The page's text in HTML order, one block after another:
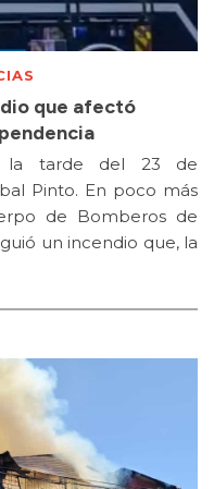
que afectó
la tarde del 23 de
Pinto. En poco más
de Bomberos de
un incendio que, la